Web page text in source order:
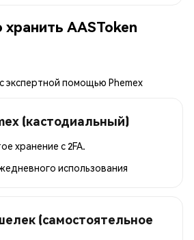
хранить AASToken
экспертной помощью Phemex
(кастодиальный)
хранение с 2FA.
использования
(самостоятельное